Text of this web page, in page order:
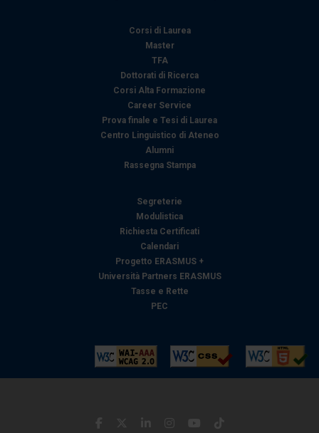
Corsi di Laurea
Master
TFA
Dottorati di Ricerca
Corsi Alta Formazione
Career Service
Prova finale e Tesi di Laurea
Centro Linguistico di Ateneo
Alumni
Rassegna Stampa
Segreterie
Modulistica
Richiesta Certificati
Calendari
Progetto ERASMUS +
Università Partners ERASMUS
Tasse e Rette
PEC